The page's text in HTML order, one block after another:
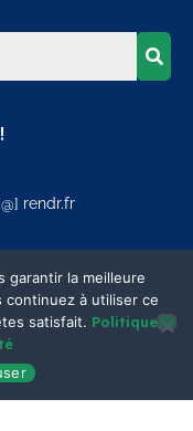
rendr.fr
garantir la meilleure
à utiliser ce
satisfait. Politique